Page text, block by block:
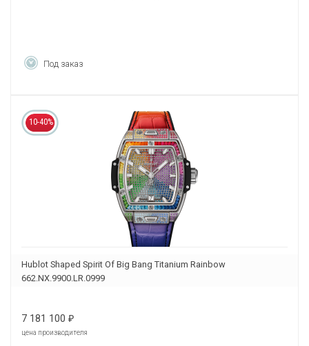
Под заказ
10-40%
Hublot Shaped Spirit Of Big Bang Titanium Rainbow
662.NX.9900.LR.0999
7 181 100 ₽
цена производителя